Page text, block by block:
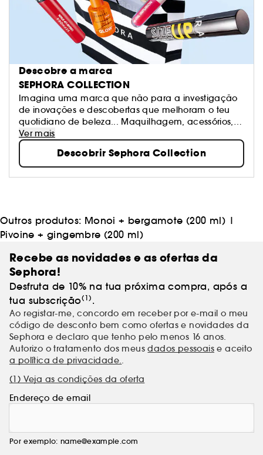
Descobre a marca
SEPHORA COLLECTION
Imagina uma marca que não para a investigação
de inovações e descobertas que melhoram o teu
quotidiano de beleza... Maquilhagem, acessórios,
banho e tratamento: Sephora Collection oferece
produtos excitantes, texturas e cores. Os nossos
produtos estão na vanguarda das tendências e são
sempre de qualidade. Sê livre para criares os teus
próprios visuais e mudar quando te apetecer!
Ver mais
Descobrir Sephora Collection
Outros produtos: Monoi + bergamote (200 ml) |
Pivoine + gingembre (200 ml)
Recebe as novidades e as ofertas da
Sephora!
Desfruta de 10% na tua próxima compra, após a
tua subscrição(1) .
Ao registar-me, concordo em receber por e-mail o meu
código de desconto bem como ofertas e novidades da
Sephora e declaro que tenho pelo menos 16 anos.
Autorizo o tratamento dos meusdados pessoais e aceito
a política de privacidade..
(1) Veja as condições da oferta
Endereço de email
Por exemplo: name@example.com